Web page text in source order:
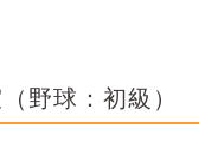
野球：初級）